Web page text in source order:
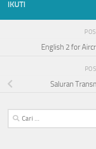
IKUTI
English 2 for
Saluran
Cari
untuk: